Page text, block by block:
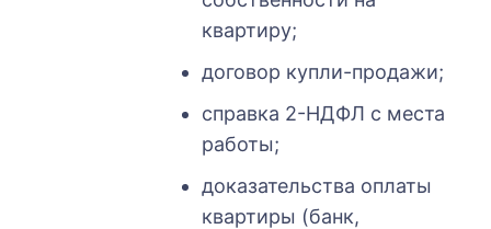
квартиру;
договор купли-продажи;
справка 2-НДФЛ с места
работы;
доказательства оплаты
квартиры (банк,